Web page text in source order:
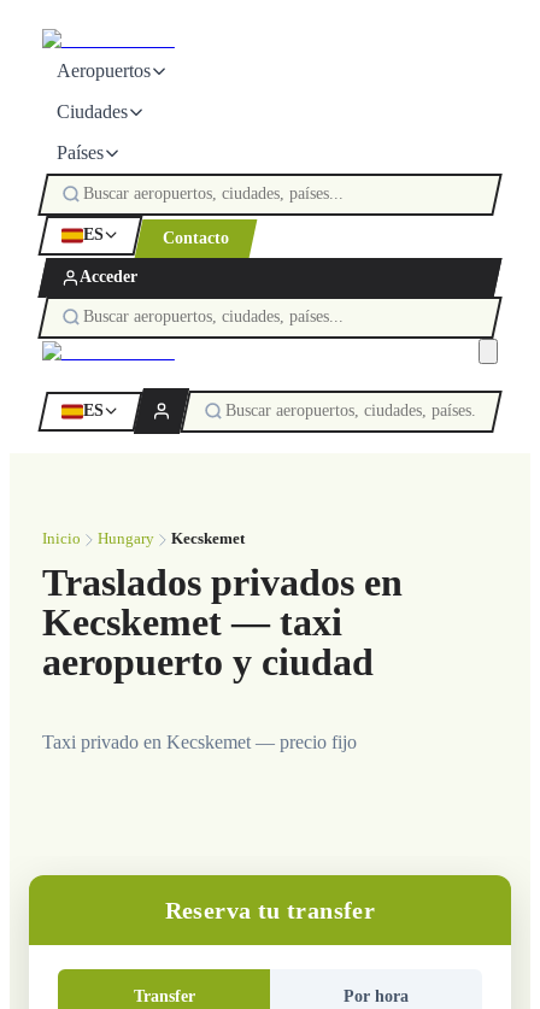
Aeropuertos
Ciudades
Países
ES Contacto
Acceder
ES
Inicio Hungary Kecskemet
Traslados privados en
Kecskemet — taxi
aeropuerto y ciudad
Taxi privado en Kecskemet — precio fijo
Reserva tu transfer
Transfer Por hora